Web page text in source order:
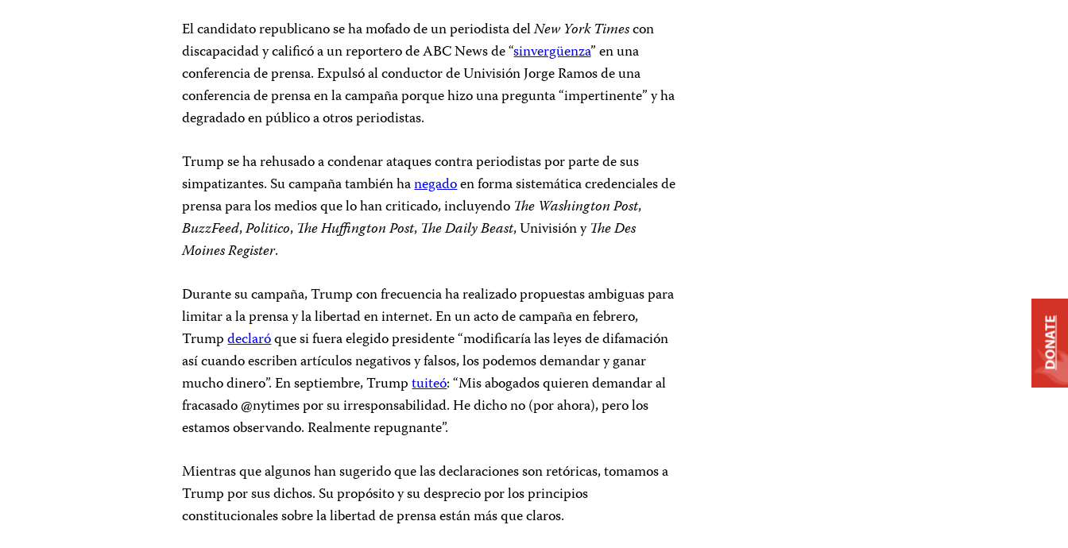
El candidato republicano se ha mofado de un periodista delNew York Timescon
discapacidad y calificó a un reportero de ABC News de “sinvergüenza” en una
conferencia de prensa. Expulsó al conductor de Univisión Jorge Ramos de una
conferencia de prensa en la campaña porque hizo una pregunta “impertinente” y ha
degradado en público a otros periodistas.
Trump se ha rehusado a condenar ataques contra periodistas por parte de sus
simpatizantes. Su campaña también hanegadoen forma sistemática credenciales de
prensa para los medios que lo han criticado, incluyendo The Washington Post,
BuzzFeed,Politico, TheHuffington Post, TheDaily Beast, Univisión yTheDes
Moines Register.
Durante su campaña, Trump con frecuencia ha realizado propuestas ambiguas para
limitar a la prensa y la libertad en internet. En un acto de campaña en febrero,
Trumpdeclaróque si fuera elegido presidente “modificaría las leyes de difamación
así cuando escriben artículos negativos y falsos, los podemos demandar y ganar
mucho dinero”. En septiembre, Trumptuiteó: “Mis abogados quieren demandar al
fracasado @nytimes por su irresponsabilidad. He dicho no (por ahora), pero los
estamos observando. Realmente repugnante”.
Mientras que algunos han sugerido que las declaraciones son retóricas, tomamos a
Trump por sus dichos. Su propósito y su desprecio por los principios
constitucionales sobre la libertad de prensa están más que claros.
DONATE